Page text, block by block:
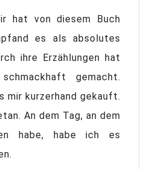
hat von diesem Buch
es als absolutes
ihre Erzählungen hat
gemacht.
mir kurzerhand gekauft.
An dem Tag, an dem
habe, habe ich es